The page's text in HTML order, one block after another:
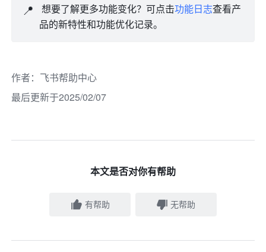
📍 想要了解更多功能变化？可点击功能日志查看产
品的新特性和功能优化记录。
作者： 飞书帮助中心
最后更新于2025/02/07
本文是否对你有帮助
有帮助 无帮助